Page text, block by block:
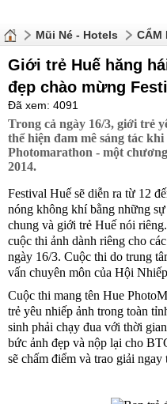
Mũi Né - Hotels CẨM
Giới trẻ Huế hăng
đẹp chào mừng
Đã xem: 4091
Trong cả ngày 16/3, giới trẻ
thể hiện đam mê sáng tác
Photomarathon - một
2014.
Festival Huế sẽ diễn ra từ 12
nóng không khí bằng những
chung và giới trẻ Huế nói
cuộc thi ảnh dành riêng cho
ngày 16/3. Cuộc thi do trung
vấn chuyên môn của Hội
Cuộc thi mang tên Hue
trẻ yêu nhiếp ảnh trong toàn
sinh phải chạy đua với thời
bức ảnh đẹp và nộp lại cho
sẽ chấm điểm và trao giải ngay